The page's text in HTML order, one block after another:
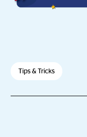
Tips & Tricks